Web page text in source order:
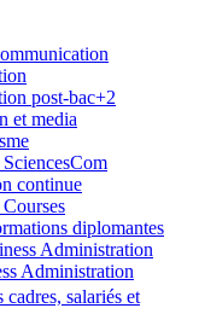
post-bac+2
et media
continue
diplomantes
Administration
Administration
salariés et